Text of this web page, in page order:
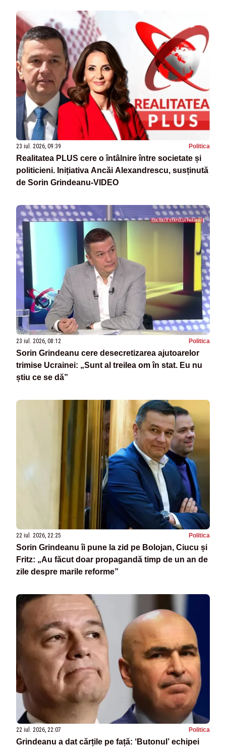
23 iul. 2026, 09:39 Politica
Realitatea PLUS cere o întâlnire între societate și
politicieni. Inițiativa Ancăi Alexandrescu, susținută
de Sorin Grindeanu-VIDEO
23 iul. 2026, 08:12 Politica
Sorin Grindeanu cere desecretizarea ajutoarelor
trimise Ucrainei: „Sunt al treilea om în stat. Eu nu
știu ce se dă”
22 iul. 2026, 22:25 Politica
Sorin Grindeanu îi pune la zid pe Bolojan, Ciucu și
Fritz: „Au făcut doar propagandă timp de un an de
zile despre marile reforme”
22 iul. 2026, 22:07 Politica
Grindeanu a dat cărțile pe față: ‘Butonul’ echipei